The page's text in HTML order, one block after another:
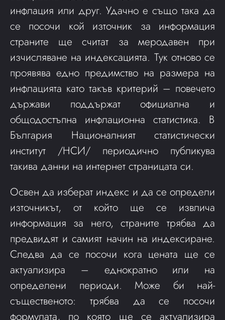
инфлация или друг. Удачно е също така да
се посочи кой източник за информация
страните ще считат за меродавен при
изчисляване на индексацията. Тук отново се
проявява едно предимство на размера на
инфлацията като такъв критерий – повечето
държави поддържат официална и
общодостъпна инфлационна статистика. В
България Националният статистически
институт /НСИ/ периодично публикува
такива данни на интернет страницата си.
Освен да изберат индекс и да се определи
източникът, от който ще се извлича
информация за него, страните трябва да
предвидят и самият начин на индексиране.
Следва да се посочи кога цената ще се
актуализира – еднократно или на
определени периоди. Може би най-
същественото: трябва да се посочи
формулата, по която ще се актуализира